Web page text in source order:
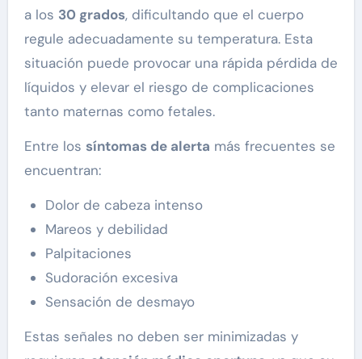
a los 30 grados, dificultando que el cuerpo
regule adecuadamente su temperatura. Esta
situación puede provocar una rápida pérdida de
líquidos y elevar el riesgo de complicaciones
tanto maternas como fetales.
Entre los síntomas de alerta más frecuentes se
encuentran:
Dolor de cabeza intenso
Mareos y debilidad
Palpitaciones
Sudoración excesiva
Sensación de desmayo
Estas señales no deben ser minimizadas y